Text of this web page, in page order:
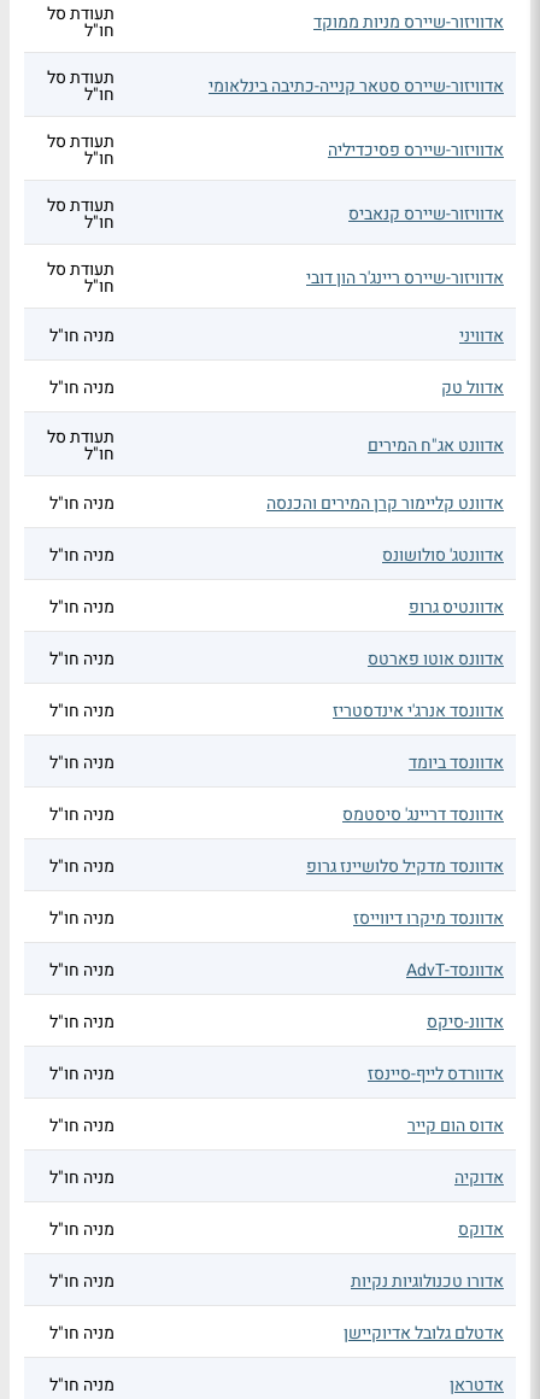
אדוויזור-שיירס מניות ממוקד תעודת סל
חו"ל
אדוויזור-שיירס סטאר קנייה-כתיבה בינלאומי תעודת סל
חו"ל
אדוויזור-שיירס פסיכדיליה תעודת סל
חו"ל
אדוויזור-שיירס קנאביס תעודת סל
חו"ל
אדוויזור-שיירס ריינג'ר הון דובי תעודת סל
חו"ל
אדוויני
מניה חו"ל
אדוול טק מניה חו"ל
אדוונט אג"ח המירים תעודת סל
חו"ל
אדוונט קליימור קרן המירים והכנסה
מניה חו"ל
אדוונטג' סולושונס מניה חו"ל
אדוונטיס גרופ מניה חו"ל
אדוונס אוטו פארטס מניה חו"ל
אדוונסד אנרג'י אינדסטריז מניה חו"ל
אדוונסד ביומד מניה חו"ל
אדוונסד דריינג' סיסטמס מניה חו"ל
אדוונסד מדקיל סלושיינז גרופ מניה חו"ל
אדוונסד מיקרו דיווייסז מניה חו"ל
אדוונסד-AdvT מניה חו"ל
אדוונ-סיקס מניה חו"ל
אדוורדס לייף-סיינסז מניה חו"ל
אדוס הום קייר מניה חו"ל
אדוקיה מניה חו"ל
אדוקס מניה חו"ל
אדורו טכנולוגיות נקיות מניה חו"ל
אדטלם גלובל אדיוקיישן מניה חו"ל
אדטראן מניה חו"ל